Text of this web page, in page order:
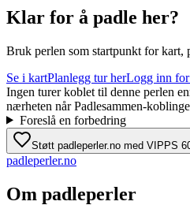
Klar for å padle her?
Bruk perlen som startpunkt for kart,
Se i kartPlanlegg tur herLogg inn for
Ingen turer koblet til denne perlen
nærheten når Padlesammen-
Foreslå en forbedring
Støtt padleperler.no med VIPPS
padleperler.no
Om padleperler